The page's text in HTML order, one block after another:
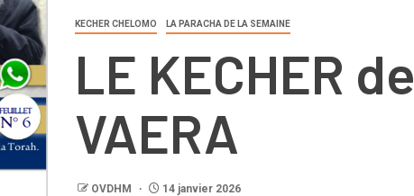
KECHER CHELOMO LA PARACHA DE LA SEMAINE
LE KECHER de
VAERA
OVDHM 14 janvier 2026